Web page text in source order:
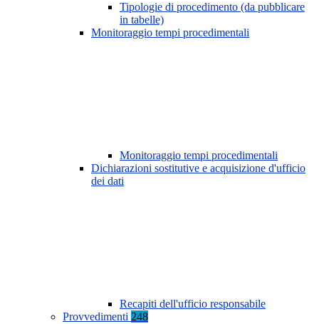
Tipologie di procedimento (da pubblicare
in tabelle)
Monitoraggio tempi procedimentali
Monitoraggio tempi procedimentali
Dichiarazioni sostitutive e acquisizione d'ufficio
dei dati
Recapiti dell'ufficio responsabile
Provvedimenti 248